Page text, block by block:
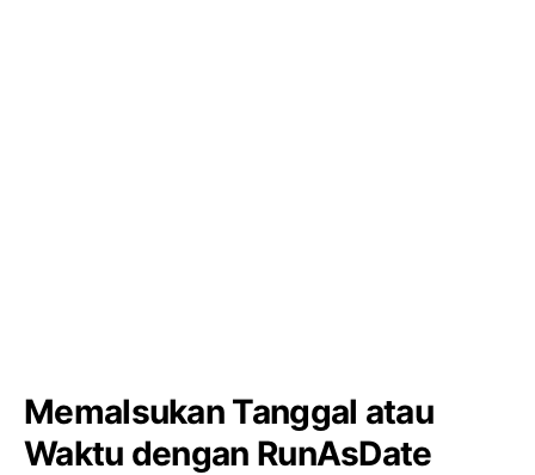
Memalsukan Tanggal atau
Waktu dengan RunAsDate